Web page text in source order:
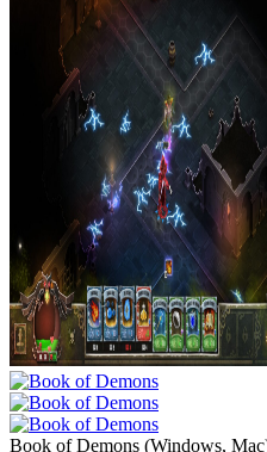
Book of Demons (Windows, Mac